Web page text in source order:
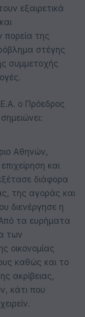
εξαιρετικά
πορεία της
στέγης
συμμετοχής
ο Πρόεδρος
Αθηνών,
και
διάφορα
της αγοράς και
διενέργησε η
τα ευρήματα
των
οικονομίας
καθώς και το
ακρίβειας,
κάτι που